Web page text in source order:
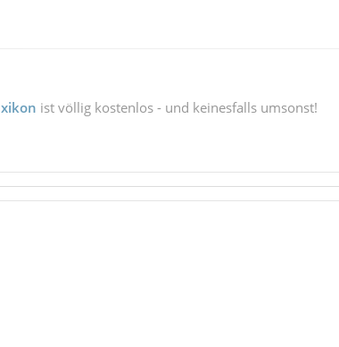
ist völlig kostenlos - und keinesfalls umsonst!